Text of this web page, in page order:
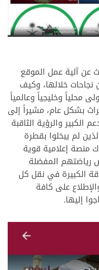
عن آلية عمل الموقع
خلالها، وكيف
محلياً وخليجياً وعالمياً
بشكل عام، مشيراً إلى
الكبير والرؤية الثاقبة
لم يبخلوا بقطرة
منصة إعلامية قوية
رياضتهم المفضلة
الكبيرة في نقل كل
على كافة
إليها.